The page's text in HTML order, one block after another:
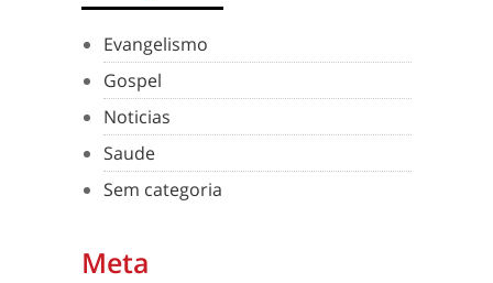
Evangelismo
Gospel
Noticias
Saude
Sem categoria
Meta